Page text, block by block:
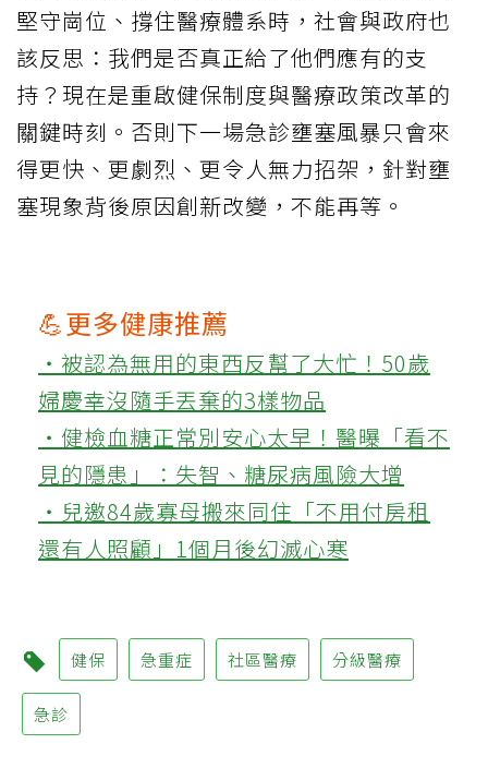
堅守崗位、撐住醫療體系時，社會與政府也
該反思：我們是否真正給了他們應有的支
持？現在是重啟健保制度與醫療政策改革的
關鍵時刻。否則下一場急診壅塞風暴只會來
得更快、更劇烈、更令人無力招架，針對壅
塞現象背後原因創新改變，不能再等。
💪更多健康推薦
‧被認為無用的東西反幫了大忙！50歲
婦慶幸沒隨手丟棄的3樣物品
‧健檢血糖正常別安心太早！醫曝「看不
見的隱患」：失智、糖尿病風險大增
‧兒邀84歲寡母搬來同住「不用付房租
還有人照顧」1個月後幻滅心寒
健保 急重症 社區醫療 分級醫療
急診